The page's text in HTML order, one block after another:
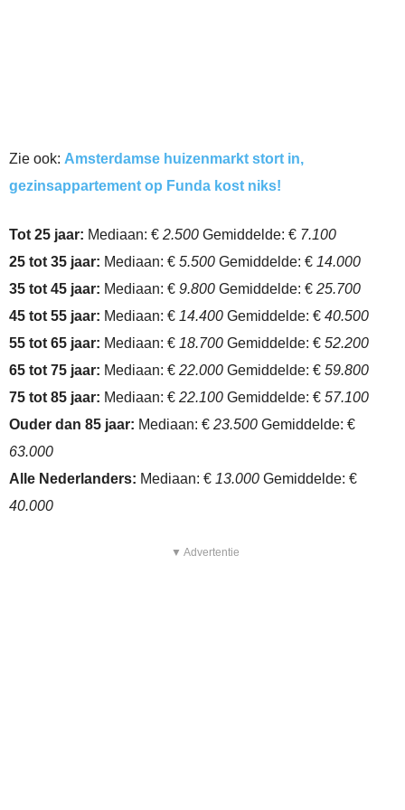
Zie ook: Amsterdamse huizenmarkt stort in,
gezinsappartement op Funda kost niks!
Tot 25 jaar: Mediaan: € 2.500 Gemiddelde: € 7.100
25 tot 35 jaar: Mediaan: € 5.500 Gemiddelde: € 14.000
35 tot 45 jaar: Mediaan: € 9.800 Gemiddelde: € 25.700
45 tot 55 jaar: Mediaan: € 14.400 Gemiddelde: € 40.500
55 tot 65 jaar: Mediaan: € 18.700 Gemiddelde: € 52.200
65 tot 75 jaar: Mediaan: € 22.000 Gemiddelde: € 59.800
75 tot 85 jaar: Mediaan: € 22.100 Gemiddelde: € 57.100
Ouder dan 85 jaar: Mediaan: € 23.500 Gemiddelde: €
63.000
Alle Nederlanders: Mediaan: € 13.000 Gemiddelde: €
40.000
▼ Advertentie